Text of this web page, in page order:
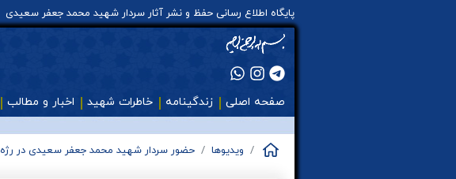
پایگاه اطلاع رسانی حفظ و نشر آثار سردار شهید محمد جعفر سعیدی
صفحه اصلی زندگینامه خاطرات شهید اخبار و مطالب
ویدیوها حضور سردار شهید محمد جعفر سعیدی در رژه